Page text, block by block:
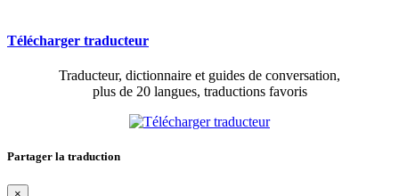
Télécharger traducteur
Traducteur, dictionnaire et guides de conversation,
plus de 20 langues, traductions favoris
Partager la traduction